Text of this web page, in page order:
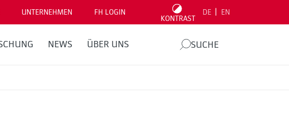
UNTERNEHMEN FH LOGIN
KONTRAST
DE EN
NEWS ÜBER UNS SUCHE